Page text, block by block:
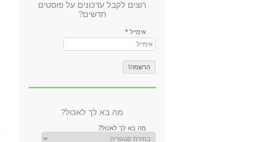
רוצים לקבל עדכונים על פוסטים
חדשים?
אימייל *
מה בא לך לאכול?
מה בא לך לאכול?